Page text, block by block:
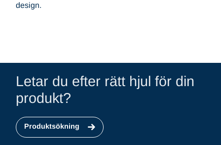
design.
Letar du efter rätt hjul för din
produkt?
Produktsökning